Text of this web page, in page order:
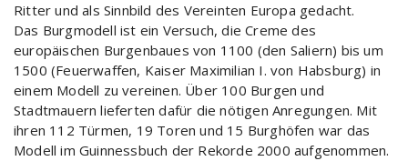
Ritter und als Sinnbild des Vereinten Europa gedacht.
Das Burgmodell ist ein Versuch, die Creme des
europäischen Burgenbaues von 1100 (den Saliern) bis um
1500 (Feuerwaffen, Kaiser Maximilian I. von Habsburg) in
einem Modell zu vereinen. Über 100 Burgen und
Stadtmauern lieferten dafür die nötigen Anregungen. Mit
ihren 112 Türmen, 19 Toren und 15 Burghöfen war das
Modell im Guinnessbuch der Rekorde 2000 aufgenommen.